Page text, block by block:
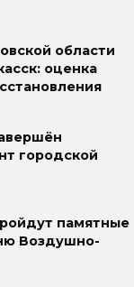
области
оценка
городской
памятные
Воздушно-